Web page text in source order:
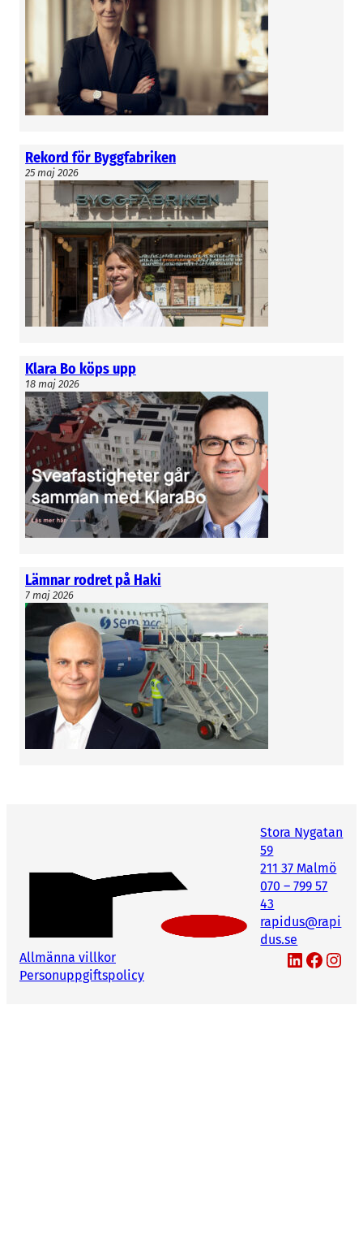
kan berätta om i dagsläget, säger Magnus
Andersson.
Croisette har i dag representation i Sverige,
Island, Danmark och Finland med huvudkontor i
Malmö.
Rekord för Byggfabriken
25 maj 2026
Klara Bo köps upp
18 maj 2026
Lämnar rodret på Haki
7 maj 2026
Stora Nygatan
59
211 37 Malmö
070 – 799 57
43
rapidus@rapi
dus.se
Allmänna villkor
Personuppgiftspolicy
LinkedIn Facebook Instagram